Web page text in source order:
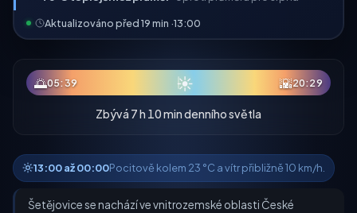
Aktualizováno před 19 min ·13:00
🌅05:39 ☀ 🌇20:29
Zbývá 7 h 10 min denního světla
13:00 až 00:00Pocitově kolem 23 °C a vítr přibližně 10 km/h.
Šetějovice se nachází ve vnitrozemské oblasti České